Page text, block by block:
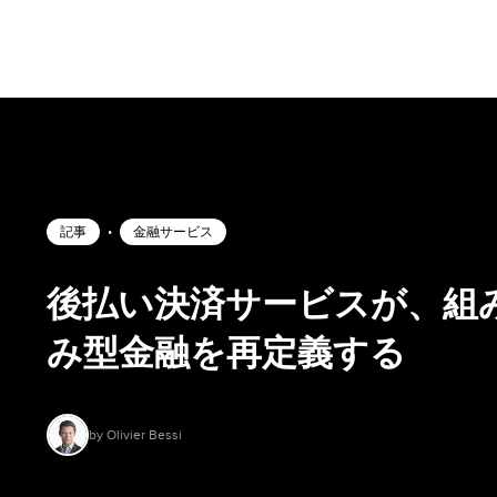
記事 • 金融サービス
後払い決済サービスが、組
み型金融を再定義する
by Olivier Bessi